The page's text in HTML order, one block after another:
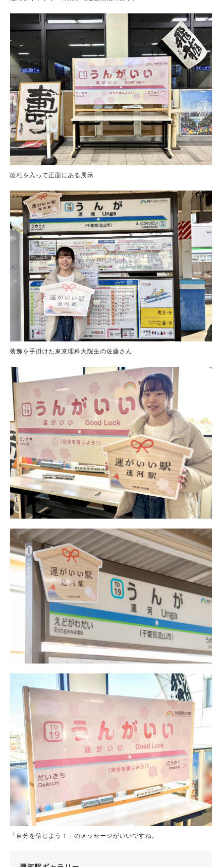
改札を入って正面にある展示
装飾を手掛けた東京理科大院生の佐藤さん
「自分を信じよう！」のメッセージがいいですね。